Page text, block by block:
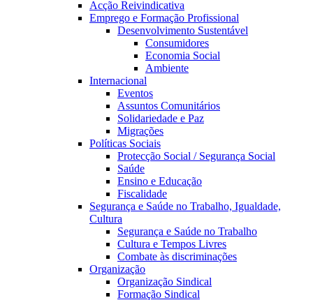
Acção Reivindicativa
Emprego e Formação Profissional
Desenvolvimento Sustentável
Consumidores
Economia Social
Ambiente
Internacional
Eventos
Assuntos Comunitários
Solidariedade e Paz
Migrações
Políticas Sociais
Protecção Social / Segurança Social
Saúde
Ensino e Educação
Fiscalidade
Segurança e Saúde no Trabalho, Igualdade,
Cultura
Segurança e Saúde no Trabalho
Cultura e Tempos Livres
Combate às discriminações
Organização
Organização Sindical
Formação Sindical